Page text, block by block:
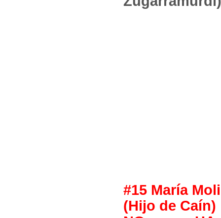
#15 María
(Hijo de Caín)